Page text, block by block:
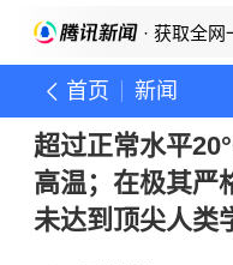
· 获取全网
首页 新闻
超过正常水平
高温；在极其严
未达到顶尖人类